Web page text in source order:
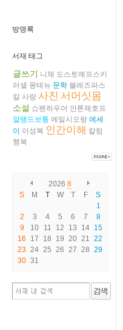
방명록
서재 태그
글쓰기 니체 도스토예프스키
러셀 몽테뉴 문학 블레즈파스
칼 사랑 사진 서머싯몸
소설 쇼펜하우어 안톤체호프
알랭드보통 에밀시오랑 에세
이 이성복 인간이해 칼럼
행복
2026 8
S
M T W T F
S
1
2
3 4 5 6 7
8
9
10 11 12 13 14 15
16
17 18 19 20 21
22
23 24 25 26 27 28 29
30 31